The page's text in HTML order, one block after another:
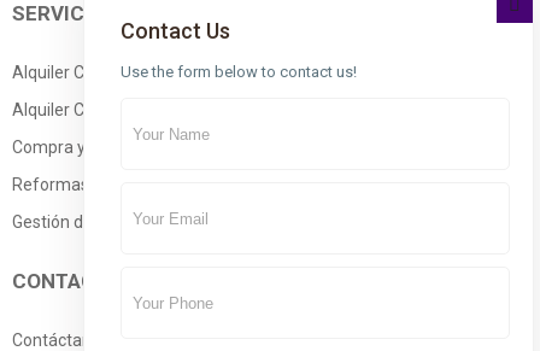
SERVICIOS
Alquiler Conforme a la LAU
Alquiler Corta Estancia
Compra y Venta
Reformas
Gestión de Edificios
CONTACTO
Contáctanos
Contact Us
Use the form below to contact us!